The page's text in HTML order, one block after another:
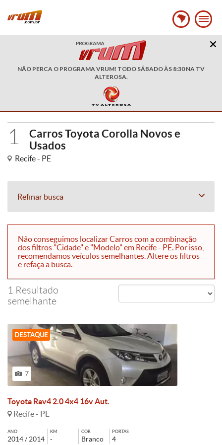
NÃO PERCA O PROGRAMA VRUM! TODO SÁBADO ÀS 8:30 NA TV
ALTEROSA.
1
Carros Toyota Corolla Novos e
Usados
Recife - PE
Refinar busca
Não conseguimos localizar Carros com a combinação
dos filtros "Cidade" e "Modelo" em Recife - PE. Por isso,
recomendamos veículos semelhantes. Altere os filtros
e refaça a busca.
1 Resultado
semelhante
DESTAQUE
7
Toyota Rav4 2.0 4x4 16v Aut.
Recife - PE
ANO
2014 / 2014
KM
-
COR
Branco
PORTAS
4